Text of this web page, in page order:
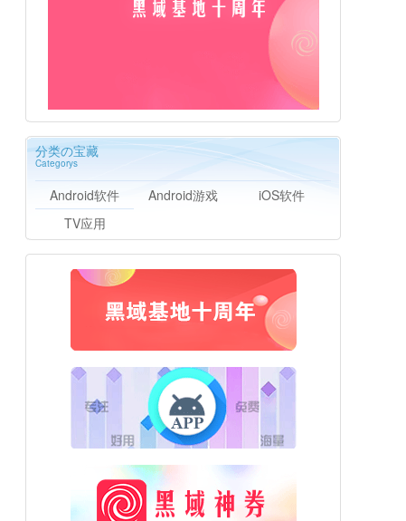
分类の宝藏
Categorys
Android软件 Android游戏
iOS软件
TV应用